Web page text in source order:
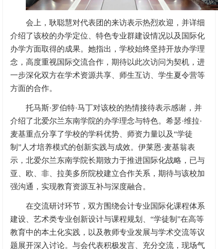
会上，耿聪慧对代表团的来访表示热烈欢迎，并详细
介绍了该校的办学定位、特色专业群建设情况以及国际化
办学方面取得的成果。她指出，学校始终坚持开放办学理
念，高度重视国际交流合作，期待以此次访问为契机，进
一步深化双方在学术资源共享、师生互访、学生夏令营等
方面的合作。
托马斯·罗伯特·马丁对该校的热情接待表示感谢，并
介绍了北爱尔兰东南学院的办学理念与特色。希瑟·维拉·
麦基重点分享了学校的学科优势、师资力量以及“学徒
制”人才培养模式的创新实践与成效。伊莱恩·麦基翁表
示，北爱尔兰东南学院长期致力于推进国际化战略，已与
亚、欧、非、拉美多所院校建立合作关系，期待与该校加
强沟通，实现教育资源互补与深度融合。
在交流研讨环节，双方围绕会计专业国际化课程体系
建设、艺术类专业创新设计与课程规划、“学徒制”在高等
教育中的本土化实践，以及教师专业发展与学术交流等议
题展开深入讨论。与会代表积极发言、充分交流，现场气